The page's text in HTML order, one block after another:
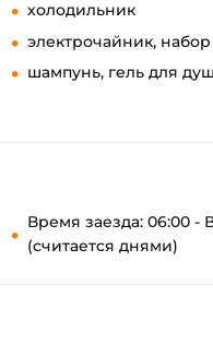
холодильник
электрочайник,
шампунь, гель для
Время заезда: 06:00 -
(считается днями)